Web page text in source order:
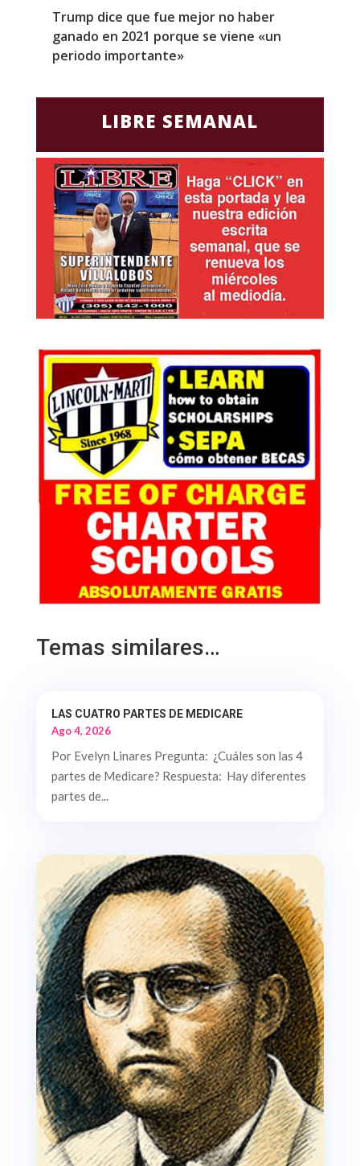
Trump dice que fue mejor no haber
ganado en 2021 porque se viene «un
periodo importante»
LIBRE SEMANAL
Temas similares…
LAS CUATRO PARTES DE MEDICARE
Ago 4, 2026
Por Evelyn Linares Pregunta: ¿Cuáles son las 4
partes de Medicare? Respuesta: Hay diferentes
partes de...